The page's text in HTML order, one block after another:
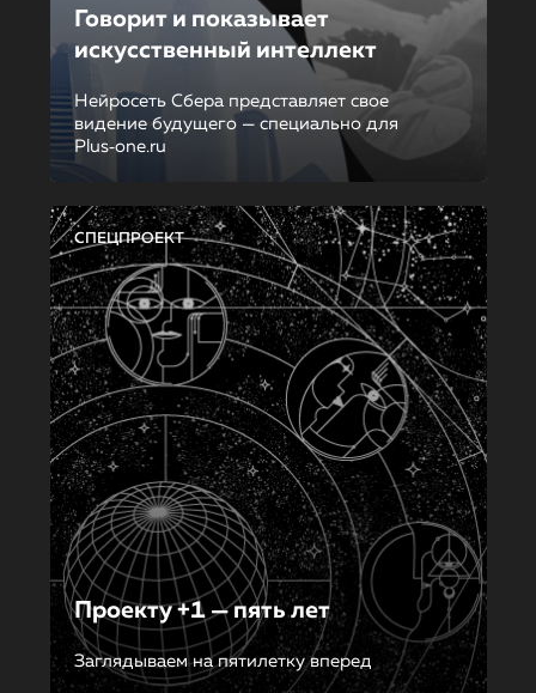
Говорит и показывает
искусственный интеллект
Нейросеть Сбера представляет свое
видение будущего — специально для
Plus‑one.ru
СПЕЦПРОЕКТ
Проекту +1 — пять лет
Заглядываем на пятилетку вперед